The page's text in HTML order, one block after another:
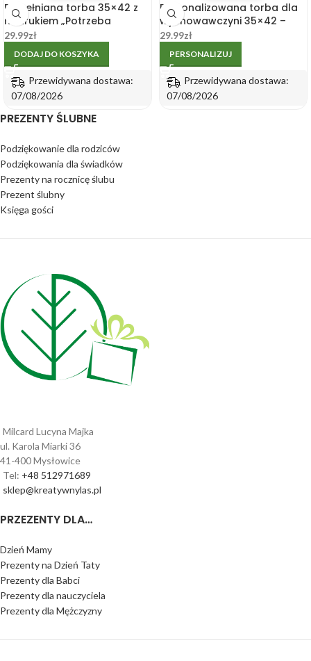
Bawełniana torba 35×42 z
nadrukiem „Potrzeba
wielkiego serca” dla
29.99zł
DODAJ DO KOSZYKA
Przewidywana dostawa:
07/08/2026
Personalizowana torba dla
wychowawczyni 35×42 –
dedykacja od klasy
29.99zł
PERSONALIZUJ
Przewidywana dostawa:
07/08/2026
PREZENTY ŚLUBNE
Podziękowanie dla rodziców
Podziękowania dla świadków
Prezenty na rocznicę ślubu
Prezent ślubny
Księga gości
Milcard Lucyna Majka
ul. Karola Miarki 36
41-400 Mysłowice
Tel: +48 512971689
sklep@kreatywnylas.pl
PRZEZENTY DLA…
Dzień Mamy
Prezenty na Dzień Taty
Prezenty dla Babci
Prezenty dla nauczyciela
Prezenty dla Mężczyzny